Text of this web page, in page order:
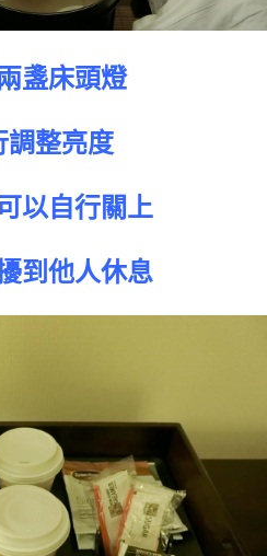
盞床頭燈
調整亮度
以自行關上
到他人休息